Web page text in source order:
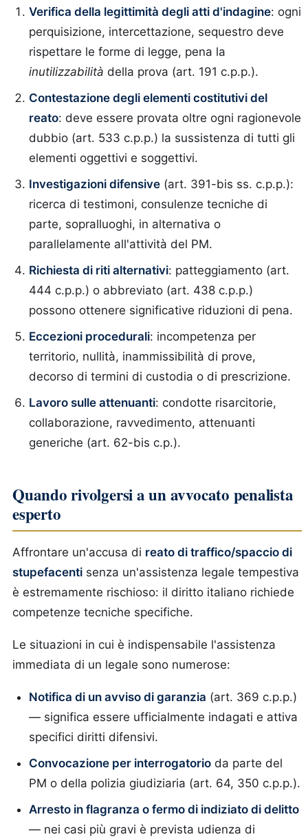
Verifica della legittimità degli atti d'indagine: ogni
perquisizione, intercettazione, sequestro deve
rispettare le forme di legge, pena la
inutilizzabilità della prova (art. 191 c.p.p.).
Contestazione degli elementi costitutivi del
reato: deve essere provata oltre ogni ragionevole
dubbio (art. 533 c.p.p.) la sussistenza di tutti gli
elementi oggettivi e soggettivi.
Investigazioni difensive (art. 391-bis ss. c.p.p.):
ricerca di testimoni, consulenze tecniche di
parte, sopralluoghi, in alternativa o
parallelamente all'attività del PM.
Richiesta di riti alternativi: patteggiamento (art.
444 c.p.p.) o abbreviato (art. 438 c.p.p.)
possono ottenere significative riduzioni di pena.
Eccezioni procedurali: incompetenza per
territorio, nullità, inammissibilità di prove,
decorso di termini di custodia o di prescrizione.
Lavoro sulle attenuanti: condotte risarcitorie,
collaborazione, ravvedimento, attenuanti
generiche (art. 62-bis c.p.).
Quando rivolgersi a un avvocato penalista
esperto
Affrontare un'accusa di reato di traffico/spaccio di
stupefacenti senza un'assistenza legale tempestiva
è estremamente rischioso: il diritto italiano richiede
competenze tecniche specifiche.
Le situazioni in cui è indispensabile l'assistenza
immediata di un legale sono numerose:
Notifica di un avviso di garanzia (art. 369 c.p.p.)
— significa essere ufficialmente indagati e attiva
specifici diritti difensivi.
Convocazione per interrogatorio da parte del
PM o della polizia giudiziaria (art. 64, 350 c.p.p.).
Arresto in flagranza o fermo di indiziato di delitto
— nei casi più gravi è prevista udienza di